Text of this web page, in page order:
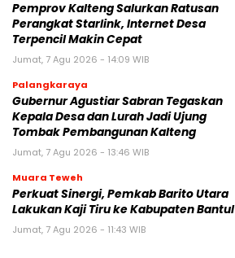
Pemprov Kalteng Salurkan Ratusan
Perangkat Starlink, Internet Desa
Terpencil Makin Cepat
Jumat, 7 Agu 2026 - 14:09 WIB
Palangkaraya
Gubernur Agustiar Sabran Tegaskan
Kepala Desa dan Lurah Jadi Ujung
Tombak Pembangunan Kalteng
Jumat, 7 Agu 2026 - 13:46 WIB
Muara Teweh
Perkuat Sinergi, Pemkab Barito Utara
Lakukan Kaji Tiru ke Kabupaten Bantul
Jumat, 7 Agu 2026 - 11:43 WIB